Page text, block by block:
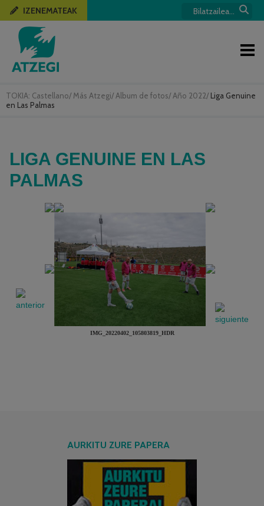
TOKIA: Castellano/ Más Atzegi/ Album de fotos/ Año 2022/ Liga Genuine
en Las Palmas
IZENEMATEAK
LIGA GENUINE EN LAS
PALMAS
IMG_20220402_105803819_HDR
AURKITU ZURE PAPERA